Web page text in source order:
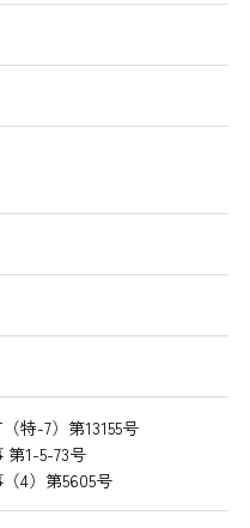
特-7）第13155号
第1-5-73号
4）第5605号